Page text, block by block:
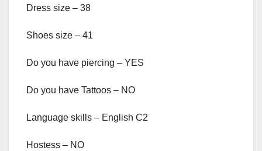
Dress size – 38
Shoes size – 41
Do you have piercing – YES
Do you have Tattoos – NO
Language skills – English C2
Hostess – NO